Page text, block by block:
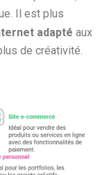
Il est plus
adapté aux
de créativité.